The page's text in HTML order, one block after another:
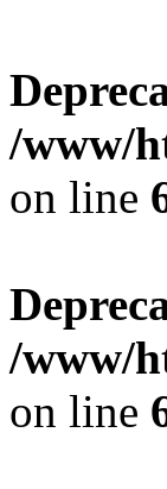
/www/
on line
/www/
on line